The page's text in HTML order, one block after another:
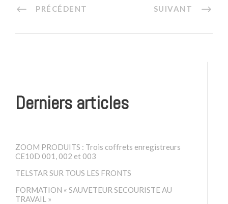
PRÉCÉDENT SUIVANT
Derniers articles
ZOOM PRODUITS : Trois coffrets enregistreurs
CE10D 001, 002 et 003
TELSTAR SUR TOUS LES FRONTS
FORMATION « SAUVETEUR SECOURISTE AU
TRAVAIL »